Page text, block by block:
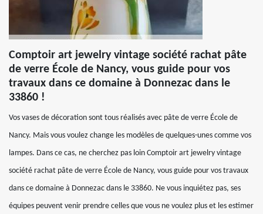
Comptoir art jewelry vintage société rachat pâte
de verre École de Nancy, vous guide pour vos
travaux dans ce domaine à Donnezac dans le
33860 !
Vos vases de décoration sont tous réalisés avec pâte de verre École de
Nancy. Mais vous voulez change les modèles de quelques-unes comme vos
lampes. Dans ce cas, ne cherchez pas loin Comptoir art jewelry vintage
société rachat pâte de verre École de Nancy, vous guide pour vos travaux
dans ce domaine à Donnezac dans le 33860. Ne vous inquiétez pas, ses
équipes peuvent venir prendre celles que vous ne voulez plus et les estimer